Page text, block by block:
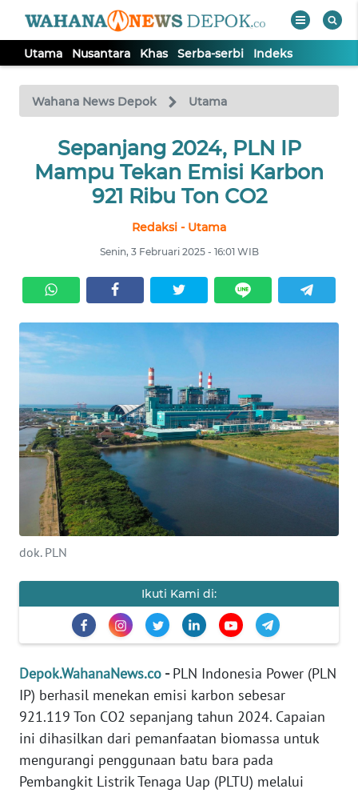
Utama Nusantara Khas Serba-serbi Indeks
Wahana News Depok Utama
Sepanjang 2024, PLN IP
Mampu Tekan Emisi Karbon
921 Ribu Ton CO2
Redaksi - Utama
Senin, 3 Februari 2025 - 16:01 WIB
dok. PLN
Ikuti Kami di:
Depok.WahanaNews.co -PLN Indonesia Power (PLN
IP) berhasil menekan emisi karbon sebesar
921.119 Ton CO2 sepanjang tahun 2024. Capaian
ini dihasilkan dari pemanfaatan biomassa untuk
mengurangi penggunaan batu bara pada
Pembangkit Listrik Tenaga Uap (PLTU) melalui
TV
Tutup
UTAMA
SERBA-
SERBI
Informasi
INDEKS
KONTAK
KAMI
INFO
IKLAN
TENTANG
SIBER
REDAKSI
KARIR
DISCLAIMER